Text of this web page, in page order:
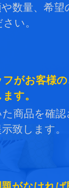
数量、希望
い。
がお客様
す。
商品を確
致します。